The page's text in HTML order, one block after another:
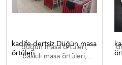
kadife dertsiz Düğün masa
örtüleri
düğün masa örtüleri,
baskılı masa örtüleri,